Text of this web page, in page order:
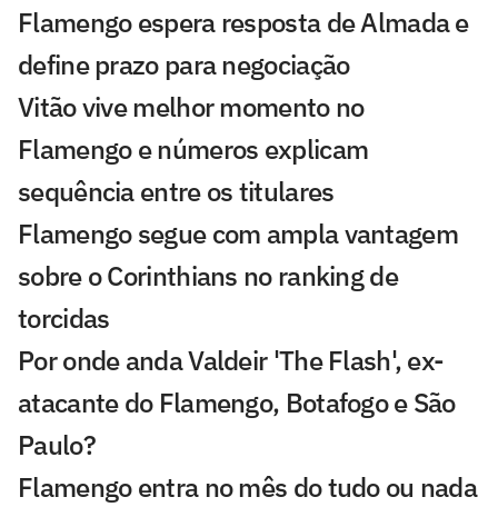
Flamengo espera resposta de Almada e
define prazo para negociação
Vitão vive melhor momento no
Flamengo e números explicam
sequência entre os titulares
Flamengo segue com ampla vantagem
sobre o Corinthians no ranking de
torcidas
Por onde anda Valdeir 'The Flash', ex-
atacante do Flamengo, Botafogo e São
Paulo?
Flamengo entra no mês do tudo ou nada